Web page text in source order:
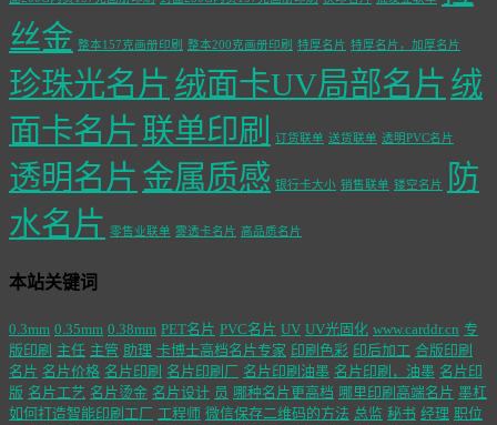
丝金 整本157克画册印刷 整本200克画册印刷 特厚名片 特厚名片，加厚名片
珍珠光名片 绒面卡UV局部名片 绒
面卡名片 联单印刷 订货联单 送货联单 透明PVC名片
透明名片 金属质感 银行卡大小 销售联单 镂空名片
防
水名片 零售业联单 雾透卡名片 高品质名片
本站关键词
0.3mm 0.35mm 0.38mm PET名片 PVC名片 UV UV光固化 www.carddr.cn 专
版印刷 主任 主管 助理 卡博士高档名片专家 印刷色彩 印后加工 合版印刷
名片 名片价格 名片印刷 名片印刷厂 名片印刷油墨 名片印刷，油墨 名片印
版 名片工艺 名片烫金 名片设计 员 哪种名片更高档 哪里印刷高端名片 墨杠
如何打造智能印刷工厂 工程师 微信保存二维码的方法 总监 秘书 经理 职位